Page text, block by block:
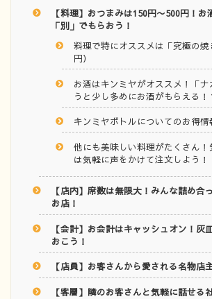
【料理】おつまみは150円〜500円！お
「別」でもらおう！
料理で特にオススメは「究極の焼
円）
お酒はキンミヤがオススメ！「ナ
うと少し多めにお酒がもらえる！
キンミヤボトルについてのお得情
他にも美味しい料理がたくさん！
は気軽に声をかけて注文しよう！
【店内】席数は無限大！みんな詰め合
お店！
【会計】お会計はキャッシュオン！灰
おこう！
【店員】お客さんから愛される名物店
【客層】隣のお客さんと気軽に話せる